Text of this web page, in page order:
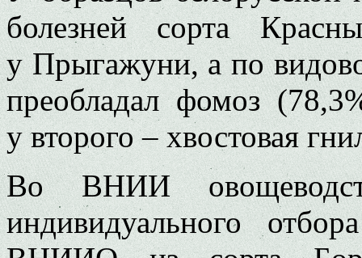
болезней сорта
у Прыгажуни, а по
преобладал фомоз
у второго – хвостовая
Во ВНИИ
индивидуального